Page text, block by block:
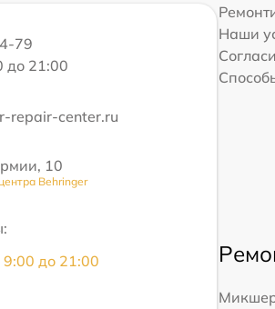
79
до 21:00
repair-center.ru
10
Behringer
до 21:00
Наши